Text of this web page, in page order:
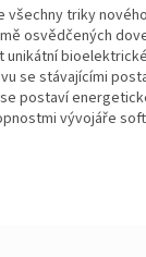
triky
osvědčených
se stávajícími
postaví
vývojáře